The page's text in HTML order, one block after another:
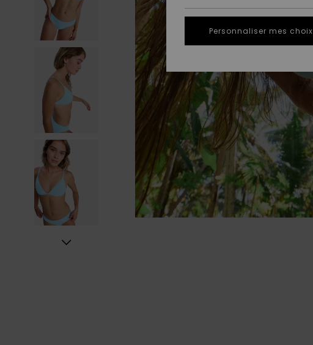
Personnaliser mes choix